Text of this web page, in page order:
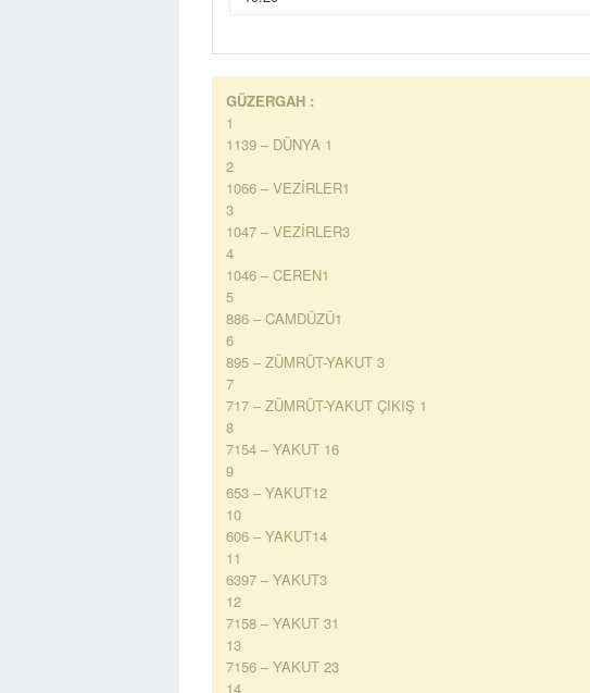
GÜZERGAH :
1
1139 – DÜNYA 1
2
1066 – VEZİRLER1
3
1047 – VEZİRLER3
4
1046 – CEREN1
5
886 – CAMDÜZÜ1
6
895 – ZÜMRÜT-YAKUT 3
7
717 – ZÜMRÜT-YAKUT ÇIKIŞ 1
8
7154 – YAKUT 16
9
653 – YAKUT12
10
606 – YAKUT14
11
6397 – YAKUT3
12
7158 – YAKUT 31
13
7156 – YAKUT 23
14